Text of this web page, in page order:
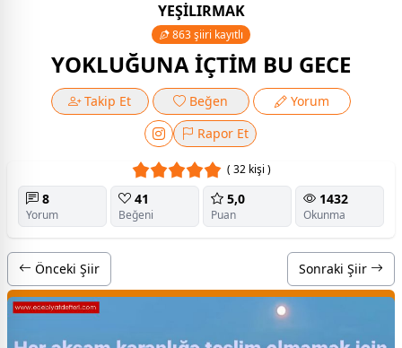
YEŞİLIRMAK
863 şiiri kayıtlı
YOKLUĞUNA İÇTİM BU GECE
Takip Et Beğen
Yorum
Rapor Et
( 32 kişi )
8
Yorum
41
Beğeni
5,0
Puan
1432
Okunma
Önceki Şiir Sonraki Şiir